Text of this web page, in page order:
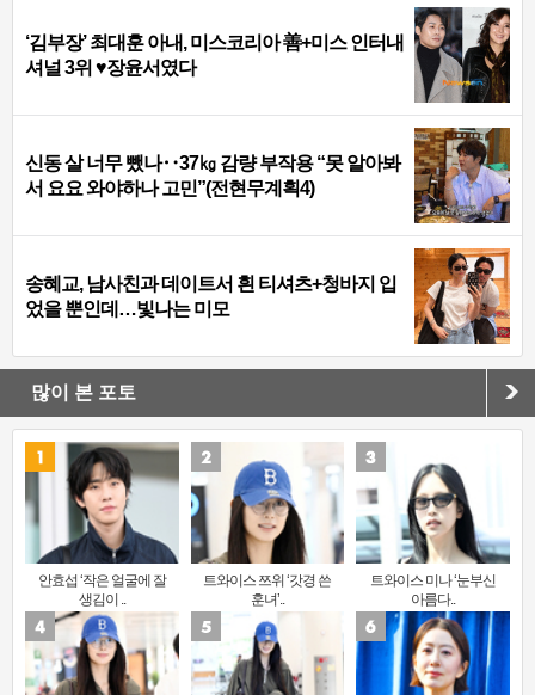
‘김부장’ 최대훈 아내, 미스코리아 善+미스 인터내
셔널 3위 ♥장윤서였다
신동 살 너무 뺐나‥37㎏ 감량 부작용 “못 알아봐
서 요요 와야하나 고민”(전현무계획4)
송혜교, 남사친과 데이트서 흰 티셔츠+청바지 입
었을 뿐인데…빛나는 미모
많이 본 포토
안효섭 ‘작은 얼굴에 잘
생김이 ..
트와이스 쯔위 ‘갓경 쓴
훈녀’..
트와이스 미나 ‘눈부신
아름다..